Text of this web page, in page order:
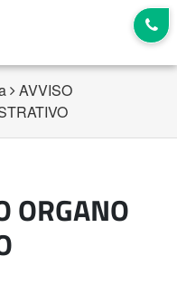
AVVISO
ORGANO